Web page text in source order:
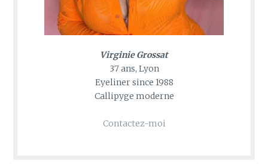
Virginie Grossat
37 ans, Lyon
Eyeliner since 1988
Callipyge moderne
Contactez-moi